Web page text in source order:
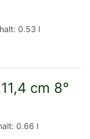
0.53 l
cm 8°
0.66 l